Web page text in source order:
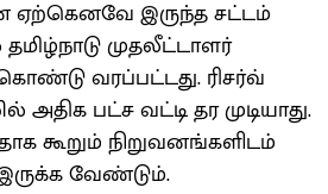
ஏற்கெனவே இருந்த சட்டம்
முதலீட்டாளர்
கொண்டு வரப்பட்டது. ரிசர்வ்
அதிக பட்ச வட்டி தர முடியாது.
கூறும் நிறுவனங்களிடம்
வேண்டும்.